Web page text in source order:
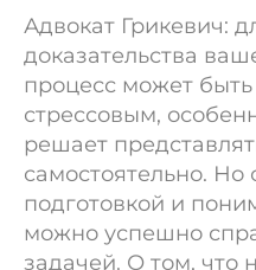
Адвокат Грикевич:
доказательства
процесс может
стрессовым,
решает
самостоятельно. Но
подготовкой и
можно успешно
задачей. О том, что